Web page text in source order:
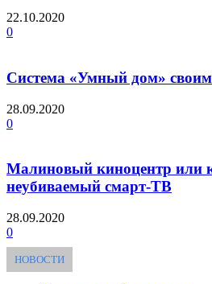
22.10.2020
0
Система «Умный дом»
28.09.2020
0
Малиновый киноцентр или
неубиваемый смарт-ТВ
28.09.2020
0
НОВОСТИ